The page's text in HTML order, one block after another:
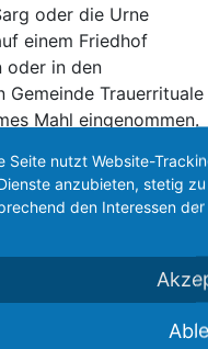
oder die Urne
einem Friedhof
oder in den
Gemeinde Trauerrituale
Mahl eingenommen.
ihren Glauben kein
erlaubt und trauern
der Zeit unmittelbar
das Handeln der
auf
zu unterstützen,
Seite nutzt Website-
anzubieten, stetig
den Interessen